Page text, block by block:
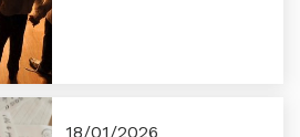
18/01/2026